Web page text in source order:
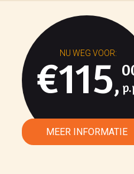
€115,